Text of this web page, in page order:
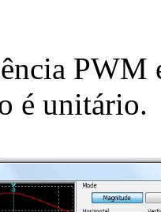
PWM
é unitário.